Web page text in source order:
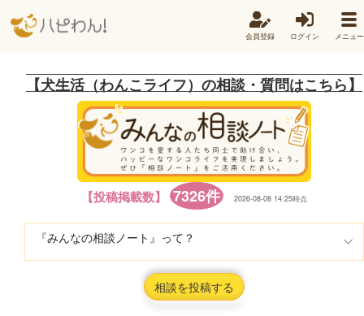
会員登録 ログイン メニュー
【犬生活（わんこライフ）の相談・質問はこちら】
【投稿掲載数】 7326件 2026-08-08 14:25時点
『みんなの相談ノート』って？
相談を投稿する